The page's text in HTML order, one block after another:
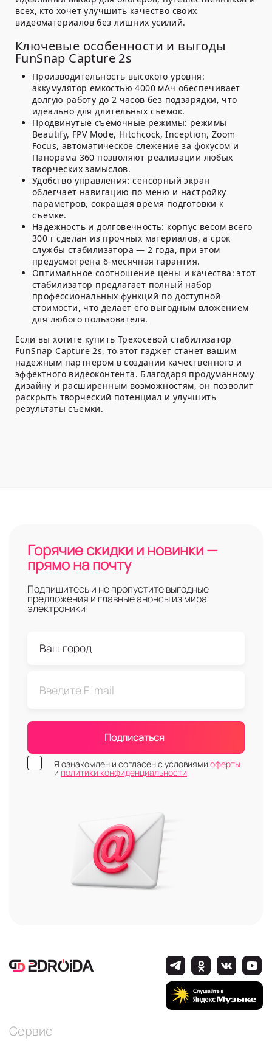
всех, кто хочет улучшить качество своих
видеоматериалов без лишних усилий.
Ключевые особенности и выгоды
FunSnap Capture 2s
Производительность высокого уровня:
аккумулятор емкостью 4000 мАч обеспечивает
долгую работу до 2 часов без подзарядки, что
идеально для длительных съемок.
Продвинутые съемочные режимы: режимы
Beautify, FPV Mode, Hitchcock, Inception, Zoom
Focus, автоматическое слежение за фокусом и
Панорама 360 позволяют реализации любых
творческих замыслов.
Удобство управления: сенсорный экран
облегчает навигацию по меню и настройку
параметров, сокращая время подготовки к
съемке.
Надежность и долговечность: корпус весом всего
300 г сделан из прочных материалов, а срок
службы стабилизатора — 2 года, при этом
предусмотрена 6-месячная гарантия.
Оптимальное соотношение цены и качества: этот
стабилизатор предлагает полный набор
профессиональных функций по доступной
стоимости, что делает его выгодным вложением
для любого пользователя.
Если вы хотите купить Трехосевой стабилизатор
FunSnap Capture 2s, то этот гаджет станет вашим
надежным партнером в создании качественного и
эффектного видеоконтента. Благодаря продуманному
дизайну и расширенным возможностям, он позволит
раскрыть творческий потенциал и улучшить
результаты съемки.
Горячие скидки и новинки —
прямо на почту
Подпишитесь и не пропустите выгодные
предложения и главные анонсы из мира
электроники!
Подписаться
Я ознакомлен и согласен с условиями оферты
и политики конфиденциальности
Сервис